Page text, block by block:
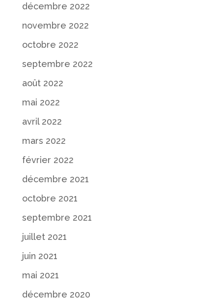
décembre 2022
novembre 2022
octobre 2022
septembre 2022
août 2022
mai 2022
avril 2022
mars 2022
février 2022
décembre 2021
octobre 2021
septembre 2021
juillet 2021
juin 2021
mai 2021
décembre 2020